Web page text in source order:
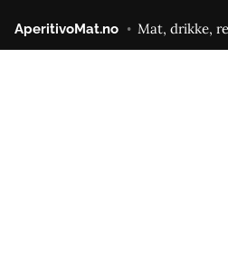
AperitivoMat.no Mat, drikke,